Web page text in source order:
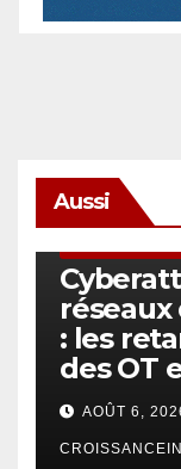
Aussi
réseaux
: les
des OT
AOÛT 6,